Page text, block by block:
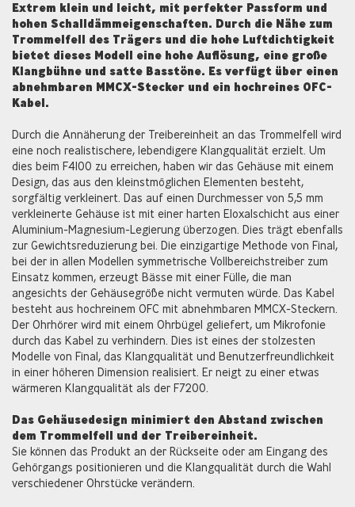
Extrem klein und leicht, mit perfekter Passform und
hohen Schalldämmeigenschaften. Durch die Nähe zum
Trommelfell des Trägers und die hohe Luftdichtigkeit
bietet dieses Modell eine hohe Auflösung, eine große
Klangbühne und satte Basstöne. Es verfügt über einen
abnehmbaren MMCX-Stecker und ein hochreines OFC-
Kabel.
Durch die Annäherung der Treibereinheit an das Trommelfell wird
eine noch realistischere, lebendigere Klangqualität erzielt. Um
dies beim F4100 zu erreichen, haben wir das Gehäuse mit einem
Design, das aus den kleinstmöglichen Elementen besteht,
sorgfältig verkleinert. Das auf einen Durchmesser von 5,5 mm
verkleinerte Gehäuse ist mit einer harten Eloxalschicht aus einer
Aluminium-Magnesium-Legierung überzogen. Dies trägt ebenfalls
zur Gewichtsreduzierung bei. Die einzigartige Methode von Final,
bei der in allen Modellen symmetrische Vollbereichstreiber zum
Einsatz kommen, erzeugt Bässe mit einer Fülle, die man
angesichts der Gehäusegröße nicht vermuten würde. Das Kabel
besteht aus hochreinem OFC mit abnehmbaren MMCX-Steckern.
Der Ohrhörer wird mit einem Ohrbügel geliefert, um Mikrofonie
durch das Kabel zu verhindern. Dies ist eines der stolzesten
Modelle von Final, das Klangqualität und Benutzerfreundlichkeit
in einer höheren Dimension realisiert. Er neigt zu einer etwas
wärmeren Klangqualität als der F7200.
Das Gehäusedesign minimiert den Abstand zwischen
dem Trommelfell und der Treibereinheit.
Sie können das Produkt an der Rückseite oder am Eingang des
Gehörgangs positionieren und die Klangqualität durch die Wahl
verschiedener Ohrstücke verändern.